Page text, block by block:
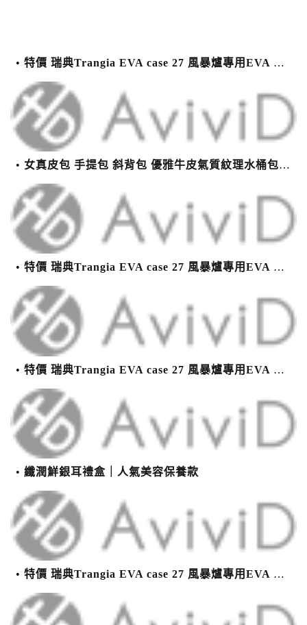
特價 瑞典Trangia EVA case 27 風暴爐專用EVA 防護外盒(小)-黑
女真皮包 手提包 斜背包 優雅牛皮氣質紋理水桶包(2色)【XBO7950112】＊艾美時尚(現+預)
特價 瑞典Trangia EVA case 27 風暴爐專用EVA 防護外盒(小)-黑
特價 瑞典Trangia EVA case 27 風暴爐專用EVA 防護外盒(小)-黑
纖潤鮮銀耳禮盒｜人氣美容保養款
特價 瑞典Trangia EVA case 27 風暴爐專用EVA 防護外盒(小)-黑